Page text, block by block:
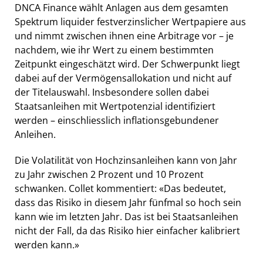
DNCA Finance wählt Anlagen aus dem gesamten
Spektrum liquider festverzinslicher Wertpapiere aus
und nimmt zwischen ihnen eine Arbitrage vor – je
nachdem, wie ihr Wert zu einem bestimmten
Zeitpunkt eingeschätzt wird. Der Schwerpunkt liegt
dabei auf der Vermögensallokation und nicht auf
der Titelauswahl. Insbesondere sollen dabei
Staatsanleihen mit Wertpotenzial identifiziert
werden – einschliesslich inflationsgebundener
Anleihen.
Die Volatilität von Hochzinsanleihen kann von Jahr
zu Jahr zwischen 2 Prozent und 10 Prozent
schwanken. Collet kommentiert: «Das bedeutet,
dass das Risiko in diesem Jahr fünfmal so hoch sein
kann wie im letzten Jahr. Das ist bei Staatsanleihen
nicht der Fall, da das Risiko hier einfacher kalibriert
werden kann.»